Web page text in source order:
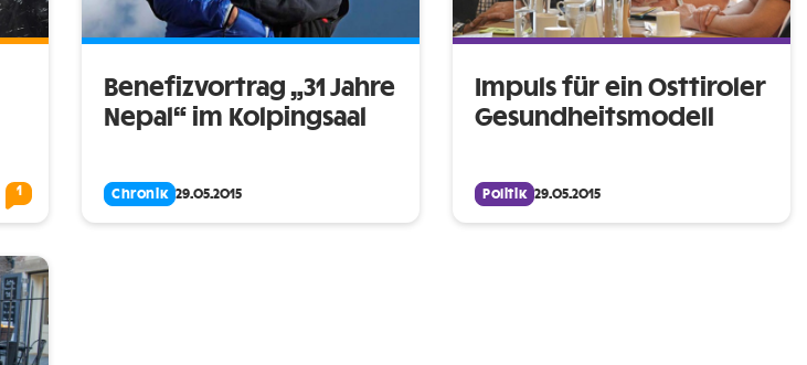
1
Benefizvortrag „31 Jahre
Nepal“ im Kolpingsaal
Chronik 29.05.2015
Impuls für ein Osttiroler
Gesundheitsmodell
Politik 29.05.2015